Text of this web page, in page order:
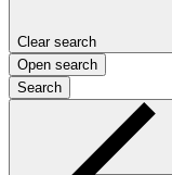
Clear search
Open search
Search